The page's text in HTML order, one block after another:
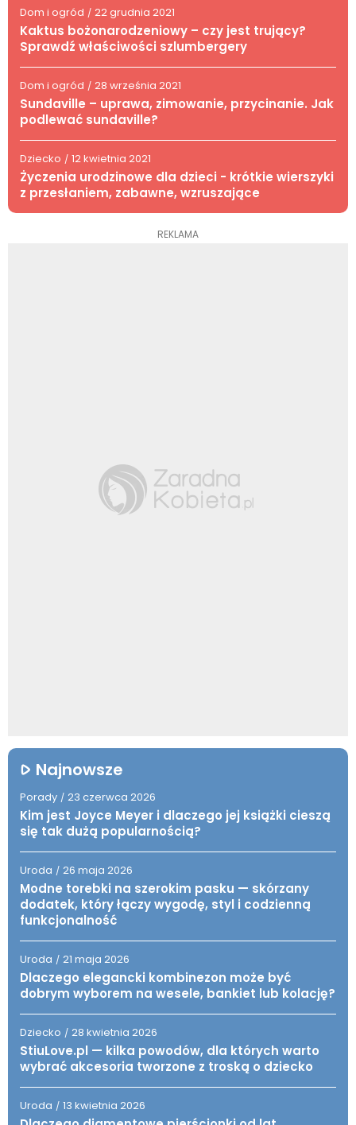
Dom i ogród / 22 grudnia 2021
Kaktus bożonarodzeniowy – czy jest trujący?
Sprawdź właściwości szlumbergery
Dom i ogród / 28 września 2021
Sundaville – uprawa, zimowanie, przycinanie. Jak
podlewać sundaville?
Dziecko / 12 kwietnia 2021
Życzenia urodzinowe dla dzieci - krótkie wierszyki
z przesłaniem, zabawne, wzruszające
REKLAMA
Najnowsze
Porady / 23 czerwca 2026
Kim jest Joyce Meyer i dlaczego jej książki cieszą
się tak dużą popularnością?
Uroda / 26 maja 2026
Modne torebki na szerokim pasku — skórzany
dodatek, który łączy wygodę, styl i codzienną
funkcjonalność
Uroda / 21 maja 2026
Dlaczego elegancki kombinezon może być
dobrym wyborem na wesele, bankiet lub kolację?
Dziecko / 28 kwietnia 2026
StiuLove.pl — kilka powodów, dla których warto
wybrać akcesoria tworzone z troską o dziecko
Uroda / 13 kwietnia 2026